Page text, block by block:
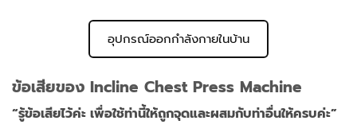
อุปกรณ์ออกกำลังกายในบ้าน
ข้อเสียของ Incline Chest Press Machine
“รู้ข้อเสียไว้ค่ะ เพื่อใช้ท่านี้ให้ถูกจุดและผสมกับท่าอื่นให้ครบค่ะ”